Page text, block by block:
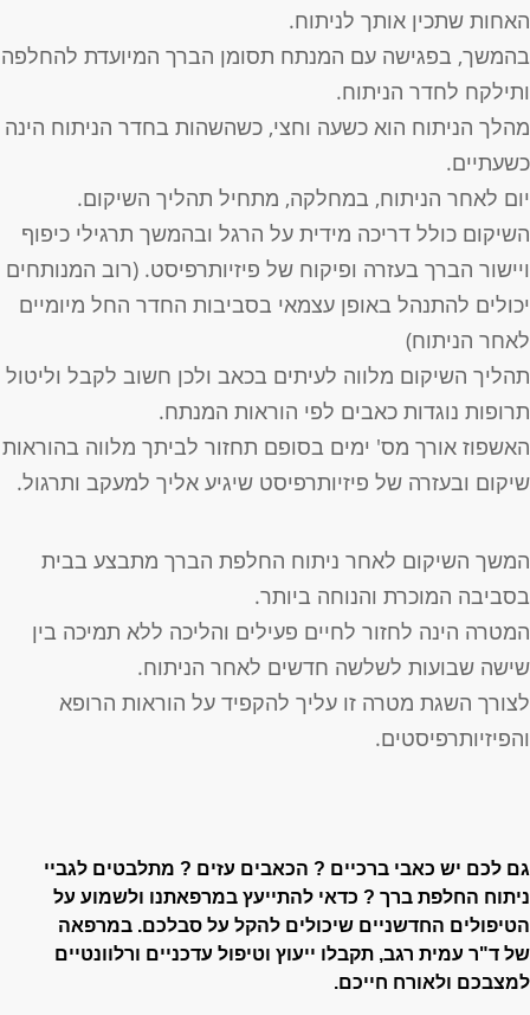
האחות שתכין אותך לניתוח.
בהמשך, בפגישה עם המנתח תסומן הברך המיועדת להחלפה
ותילקח לחדר הניתוח.
מהלך הניתוח הוא כשעה וחצי, כשהשהות בחדר הניתוח הינה
כשעתיים.
יום לאחר הניתוח, במחלקה, מתחיל תהליך השיקום.
השיקום כולל דריכה מידית על הרגל ובהמשך תרגילי כיפוף
ויישור הברך בעזרה ופיקוח של פיזיותרפיסט. (רוב המנותחים
יכולים להתנהל באופן עצמאי בסביבות החדר החל מיומיים
לאחר הניתוח)
תהליך השיקום מלווה לעיתים בכאב ולכן חשוב לקבל וליטול
תרופות נוגדות כאבים לפי הוראות המנתח.
האשפוז אורך מס' ימים בסופם תחזור לביתך מלווה בהוראות
שיקום ובעזרה של פיזיותרפיסט שיגיע אליך למעקב ותרגול.
המשך השיקום לאחר ניתוח החלפת הברך מתבצע בבית
בסביבה המוכרת והנוחה ביותר.
המטרה הינה לחזור לחיים פעילים והליכה ללא תמיכה בין
שישה שבועות לשלשה חדשים לאחר הניתוח.
לצורך השגת מטרה זו עליך להקפיד על הוראות הרופא
והפיזיותרפיסטים.
גם לכם יש כאבי ברכיים ? הכאבים עזים ? מתלבטים לגביי
ניתוח החלפת ברך ? כדאי להתייעץ במרפאתנו ולשמוע על
הטיפולים החדשניים שיכולים להקל על סבלכם. במרפאה
של ד"ר עמית רגב, תקבלו ייעוץ וטיפול עדכניים ורלוונטיים
למצבכם ולאורח חייכם.